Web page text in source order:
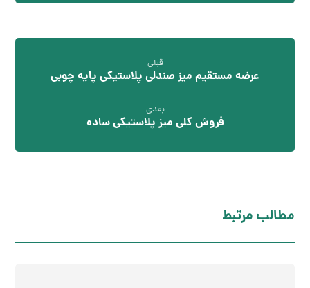
قبلی
عرضه مستقیم میز صندلی پلاستیکی پایه چوبی
بعدی
فروش کلی میز پلاستیکی ساده
مطالب مرتبط